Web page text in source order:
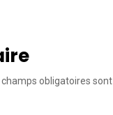
champs obligatoires sont